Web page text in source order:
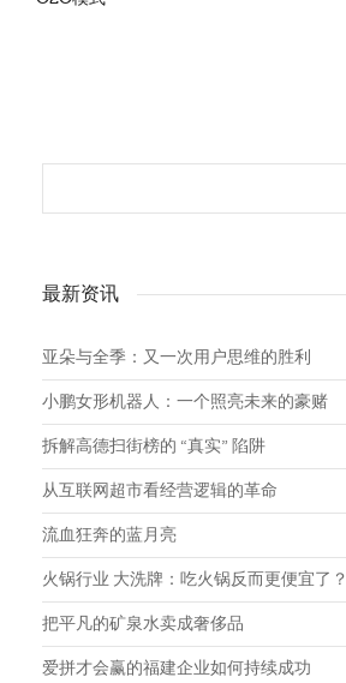
最新资讯
亚朵与全季：又一次用户思维的胜利
小鹏女形机器人：一个照亮未来的豪赌
拆解高德扫街榜的 “真实” 陷阱
从互联网超市看经营逻辑的革命
流血狂奔的蓝月亮
火锅行业 大洗牌：吃火锅反而更便宜了？
把平凡的矿泉水卖成奢侈品
爱拼才会赢的福建企业如何持续成功